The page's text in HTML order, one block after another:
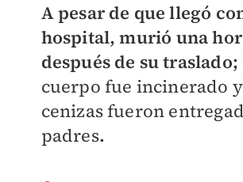
A pesar de que llegó
hospital, murió una
después de su traslado;
cuerpo fue incinerado
cenizas fueron
padres.